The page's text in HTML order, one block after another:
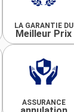
LA GARANTIE DU
Meilleur Prix
ASSURANCE